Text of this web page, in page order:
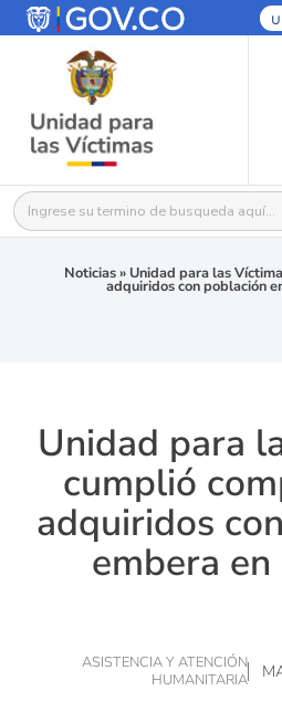
Buscar:
Noticias» Unidad para las
adquiridos con población
Unidad para
cumplió
adquiridos
embera
ASISTENCIA Y ATENCIÓN
HUMANITARIA